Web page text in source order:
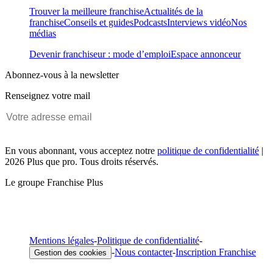
Trouver la meilleure franchiseActualités de la
franchiseConseils et guidesPodcastsInterviews vidéoNos
médias
Devenir franchiseur : mode d’emploiEspace annonceur
Abonnez-vous à la newsletter
Renseignez votre mail
En vous abonnant, vous acceptez notre politique de confidentialité |
2026 Plus que pro. Tous droits réservés.
Le groupe Franchise Plus
Mentions légales-Politique de confidentialité-
Gestion des cookies -Nous contacter-Inscription Franchise